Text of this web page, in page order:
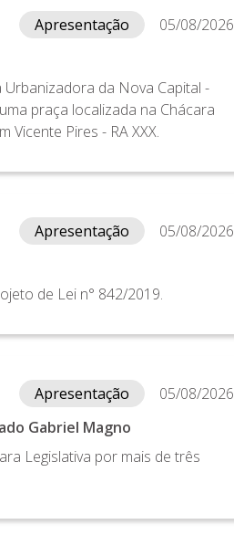
Apresentação
05/08/2026
da Nova Capital -
praça localizada na Chácara
Vicente Pires - RA XXX.
Apresentação
05/08/2026
de Lei n° 842/2019.
Apresentação
05/08/2026
Gabriel Magno
Legislativa por mais de três